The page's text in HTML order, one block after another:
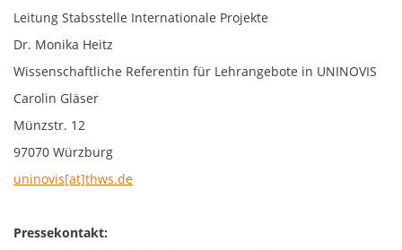
Leitung Stabsstelle Internationale Projekte
Dr. Monika Heitz
Wissenschaftliche Referentin für Lehrangebote in UNINOVIS
Carolin Gläser
Münzstr. 12
97070 Würzburg
uninovis[at]thws.de
Pressekontakt: